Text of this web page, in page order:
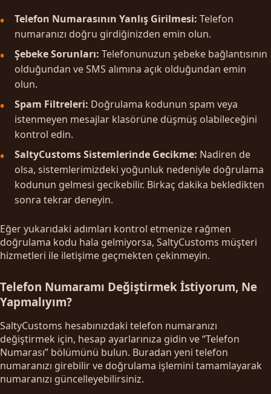
Telefon Numarasının Yanlış Girilmesi: Telefon
numaranızı doğru girdiğinizden emin olun.
Şebeke Sorunları: Telefonunuzun şebeke bağlantısının
olduğundan ve SMS alımına açık olduğundan emin
olun.
Spam Filtreleri: Doğrulama kodunun spam veya
istenmeyen mesajlar klasörüne düşmüş olabileceğini
kontrol edin.
SaltyCustoms Sistemlerinde Gecikme: Nadiren de
olsa, sistemlerimizdeki yoğunluk nedeniyle doğrulama
kodunun gelmesi gecikebilir. Birkaç dakika bekledikten
sonra tekrar deneyin.
Eğer yukarıdaki adımları kontrol etmenize rağmen
doğrulama kodu hala gelmiyorsa, SaltyCustoms müşteri
hizmetleri ile iletişime geçmekten çekinmeyin.
Telefon Numaramı Değiştirmek İstiyorum, Ne
Yapmalıyım?
SaltyCustoms hesabınızdaki telefon numaranızı
değiştirmek için, hesap ayarlarınıza gidin ve “Telefon
Numarası” bölümünü bulun. Buradan yeni telefon
numaranızı girebilir ve doğrulama işlemini tamamlayarak
numaranızı güncelleyebilirsiniz.